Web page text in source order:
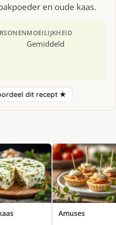
en oude kaas.
MOEILIJKHEID
Gemiddeld
dit recept ★
Amuses